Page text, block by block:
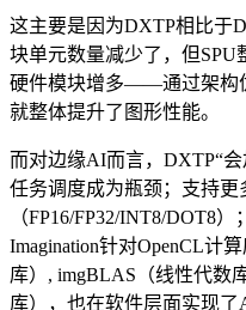
这主要是因为DXTP相比于
块单元数量减少了，但
硬件模块增多——通过架构
就整体提升了图形性能。
而对边缘AI而言，DXTP“
任务调度成为瓶颈；支持更
（FP16/FP32/INT8/DOT8
Imagination针对OpenCL计
库）, imgBLAS（线性代数
库），也在软件层面实现